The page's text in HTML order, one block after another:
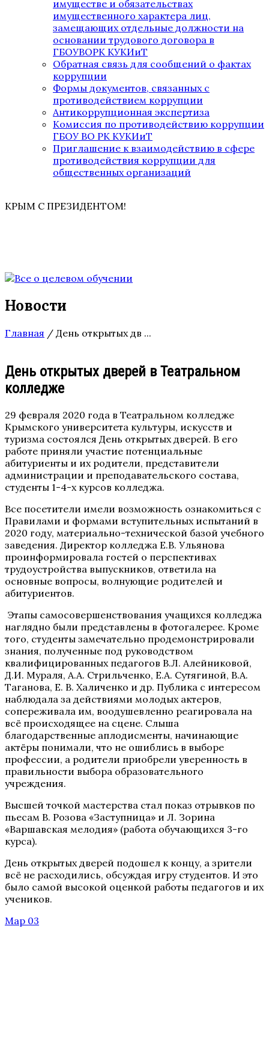
имуществе и обязательствах
имущественного характера лиц,
замещающих отдельные должности на
основании трудового договора в
ГБОУВОРК КУКИиТ
Обратная связь для сообщений о фактах
коррупции
Формы документов, связанных с
противодействием коррупции
Антикоррупционная экспертиза
Комиссия по противодействию коррупции
ГБОУ ВО РК КУКИиТ
Приглашение к взаимодействию в сфере
противодействия коррупции для
общественных организаций
КРЫМ С ПРЕЗИДЕНТОМ!
Новости
Главная / День открытых дв ...
День открытых дверей в Театральном
колледже
29 февраля 2020 года в Театральном колледже
Крымского университета культуры, искусств и
туризма состоялся День открытых дверей. В его
работе приняли участие потенциальные
абитуриенты и их родители, представители
администрации и преподавательского состава,
студенты 1-4-х курсов колледжа.
Все посетители имели возможность ознакомиться с
Правилами и формами вступительных испытаний в
2020 году, материально-технической базой учебного
заведения. Директор колледжа Е.В. Ульянова
проинформировала гостей о перспективах
трудоустройства выпускников, ответила на
основные вопросы, волнующие родителей и
абитуриентов.
Этапы самосовершенствования учащихся колледжа
наглядно были представлены в фотогалерее. Кроме
того, студенты замечательно продемонстрировали
знания, полученные под руководством
квалифицированных педагогов В.Л. Алейниковой,
Д.И. Мураля, А.А. Стрильченко, Е.А. Сутягиной, В.А.
Таганова, Е. В. Халиченко и др. Публика с интересом
наблюдала за действиями молодых актеров,
сопереживала им, воодушевленно реагировала на
всё происходящее на сцене. Слыша
благодарственные аплодисменты, начинающие
актёры понимали, что не ошиблись в выборе
профессии, а родители приобрели уверенность в
правильности выбора образовательного
учреждения.
Высшей точкой мастерства стал показ отрывков по
пьесам В. Розова «Заступница» и Л. Зорина
«Варшавская мелодия» (работа обучающихся 3-го
курса).
День открытых дверей подошел к концу, а зрители
всё не расходились, обсуждая игру студентов. И это
было самой высокой оценкой работы педагогов и их
учеников.
Мар 03